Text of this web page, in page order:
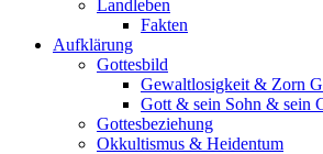
Landleben
Fakten
Aufklärung
Gottesbild
Gewaltlosigkeit & Zorn
Gott & sein Sohn & sein
Gottesbeziehung
Okkultismus & Heidentum